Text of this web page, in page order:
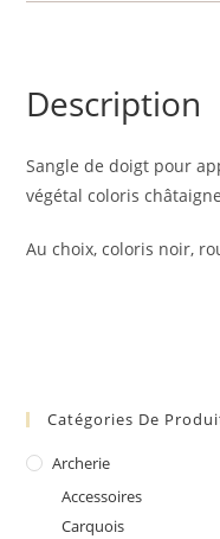
Description
Sangle de doigt pour
végétal coloris
Au choix, coloris noir,
Catégories De
Archerie
Accessoires
Carquois